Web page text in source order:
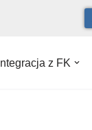
Integracja z FK